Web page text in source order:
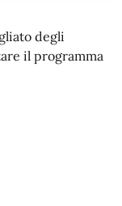
degli
il programma